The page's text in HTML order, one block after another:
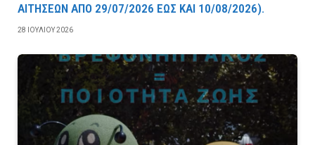
AITHΣEΩN AΠO 29/07/2026 EΩΣ KAI 10/08/2026).
28 ΙΟΥΛΊΟΥ 2026